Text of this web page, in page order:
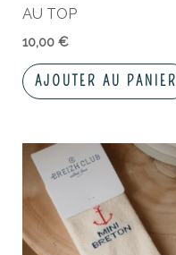
AU TOP
10,00€
AJOUTER AU PANIER